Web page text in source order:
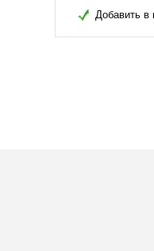
Добавить в